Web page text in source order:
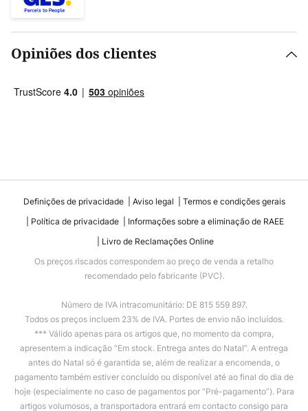
Opiniões dos clientes
Definições de privacidade Aviso legal
Termos e condições gerais
Política de privacidade
Informações sobre a eliminação de RAEE
Livro de Reclamações Online
Os preços riscados correspondem ao preço de venda a retalho
recomendado pelo fabricante (PVC).
Número de IVA intracomunitário: DE 815 559 897.
Todos os preços incluem 23% de IVA. Portes de envio não incluídos.
*** Válido apenas para os artigos que, no momento da compra,
apresentem a indicação “Em stock. Entrega antes do Natal”. A entrega
antes do Natal só é garantida se, além de realizar a encomenda, o
pagamento também estiver concluído ou disponível até ao final do dia de
hoje (especialmente no caso de pagamentos por “Pré-pagamento”). Para
artigos volumosos, a transportadora entrará em contacto consigo para